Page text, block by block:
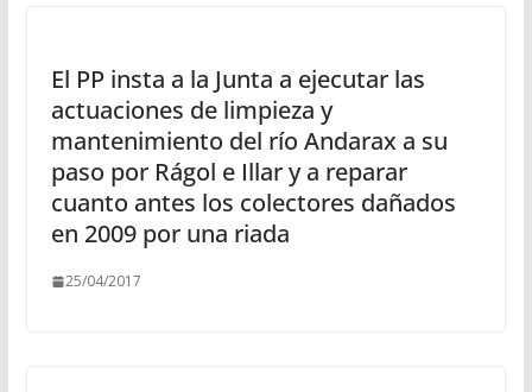
El PP insta a la Junta a ejecutar las
actuaciones de limpieza y
mantenimiento del río Andarax a su
paso por Rágol e Illar y a reparar
cuanto antes los colectores dañados
en 2009 por una riada
25/04/2017